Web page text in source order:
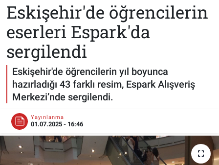
Eskişehir'de öğrencilerin
eserleri Espark'da
sergilendi
Eskişehir'de öğrencilerin yıl boyunca
hazırladığı 43 farklı resim, Espark Alışveriş
Merkezi’nde sergilendi.
Yayınlanma
01.07.2025 - 16:46
DÜNYA
SAĞLIK
MAGAZİN
KADIN
YEMEK
ESKİŞEHİR NÖBETÇİ ECZANELER
Eskişehir Namaz Vakitleri
Eskişehir Trafik Yoğunluk Haritası
Süper Lig Puan Durumu ve Fikstür
Tüm Manşetler
Haber Arşivi